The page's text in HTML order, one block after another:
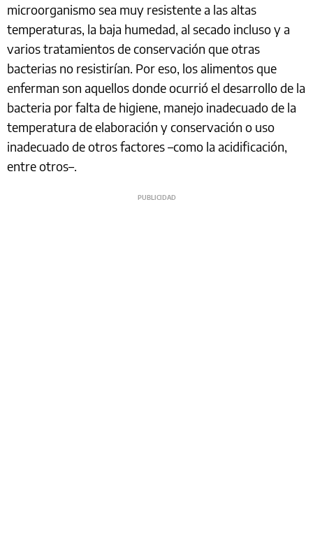
microorganismo sea muy resistente a las altas
temperaturas, la baja humedad, al secado incluso y a
varios tratamientos de conservación que otras
bacterias no resistirían. Por eso, los alimentos que
enferman son aquellos donde ocurrió el desarrollo de la
bacteria por falta de higiene, manejo inadecuado de la
temperatura de elaboración y conservación o uso
inadecuado de otros factores –como la acidificación,
entre otros–.